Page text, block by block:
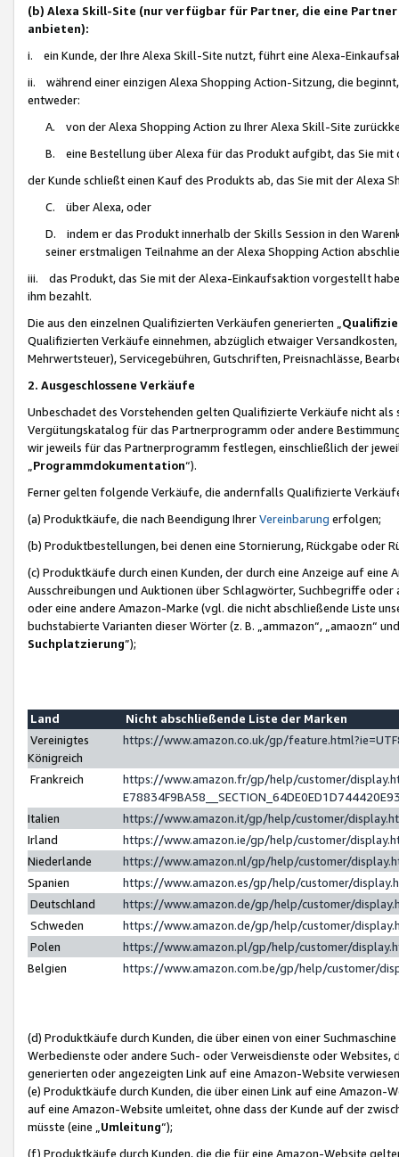
(b) Alexa Skill-Site (nur verfügbar für Partner, die eine
anbieten):
i. ein Kunde, der Ihre Alexa Skill-Site nutzt, führt eine Alexa-
ii. während einer einzigen Alexa Shopping Action-Sitzung, die
entweder:
A. von der Alexa Shopping Action zu Ihrer Alexa Skill-Site
B. eine Bestellung über Alexa für das Produkt aufgibt, das Sie mit
der Kunde schließt einen Kauf des Produkts ab, das Sie mit der Alexa
C. über Alexa, oder
D. indem er das Produkt innerhalb der Skills Session in den
seiner erstmaligen Teilnahme an der Alexa Shopping Action
iii. das Produkt, das Sie mit der Alexa-Einkaufsaktion vorgestellt
ihm bezahlt.
Die aus den einzelnen Qualifizierten Verkäufen generierten „
Qualifizierten Verkäufe einnehmen, abzüglich etwaiger
Mehrwertsteuer), Servicegebühren, Gutschriften, Preisnachlässe,
2. Ausgeschlossene Verkäufe
Unbeschadet des Vorstehenden gelten Qualifizierte Verkäufe nicht
Vergütungskatalog für das Partnerprogramm oder andere
wir jeweils für das Partnerprogramm festlegen, einschließlich der
Programmdokumentation“).
Ferner gelten folgende Verkäufe, die andernfalls Qualifizierte
(a) Produktkäufe, die nach Beendigung IhrerVereinbarung erfolgen;
(b) Produktbestellungen, bei denen eine Stornierung, Rückgabe oder
(c) Produktkäufe durch einen Kunden, der durch eine Anzeige auf
Ausschreibungen und Auktionen über Schlagwörter, Suchbegriffe
oder eine andere Amazon-Marke (vgl. die nicht abschließende Liste
buchstabierte Varianten dieser Wörter (z. B. „ammazon“, „amaozn“
Suchplatzierung”);
Land
Nicht abschließende Liste der Marken
Vereinigtes
Königreich
https://www.amazon.co.uk/gp/
Frankreich
https://www.amazon.fr/gp/help/customer/
Italien
https://www.amazon.it/gp/help/customer/
Irland
https://www.amazon.ie/gp/help/customer/
Niederlande
https://www.amazon.nl/gp/help/customer/
Spanien
https://www.amazon.es/gp/help/customer/
Deutschland
https://www.amazon.de/gp/help/customer/
Schweden
https://www.amazon.de/gp/help/customer/
Polen
https://www.amazon.pl/gp/help/customer/
Belgien
https://www.amazon.com.be/gp/help/customer/
(d) Produktkäufe durch Kunden, die über einen von einer
Werbedienste oder andere Such- oder Verweisdienste oder Websites,
generierten oder angezeigten Link auf eine Amazon-Website
(e) Produktkäufe durch Kunden, die über einen Link auf eine
auf eine Amazon-Website umleitet, ohne dass der Kunde auf der
müsste (eine „ Umleitung“);
(f) Produktkäufe durch Kunden, die die für eine Amazon-Website